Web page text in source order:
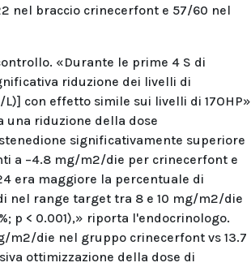
nel braccio crinecerfont e 57/60 nel
«Durante le prime 4 S di
riduzione dei livelli di
con effetto simile sui livelli di 17OHP»
una riduzione della dose
significativamente superiore
a −4.8 mg/m2/die per crinecerfont e
era maggiore la percentuale di
nel range target tra 8 e 10 mg/m2/die
p < 0.001),» riporta l'endocrinologo.
m2/die nel gruppo crinecerfont vs 13.7
ottimizzazione della dose di